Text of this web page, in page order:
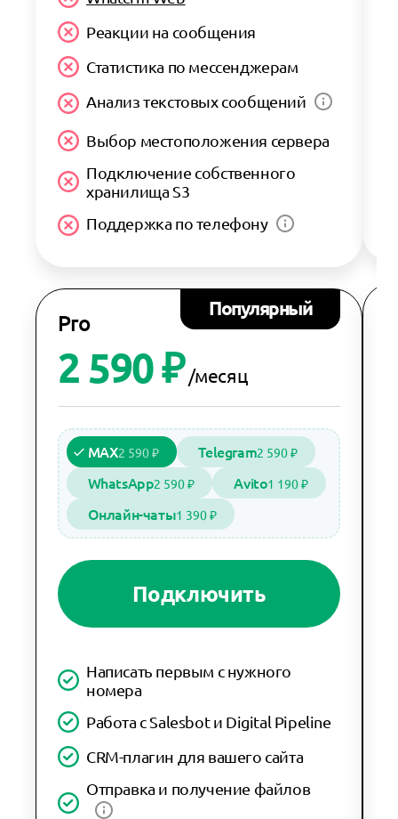
Реакции на сообщения
Статистика по мессенджерам
Анализ текстовых сообщений
Выбор местоположения сервера
Подключение собственного
хранилища S3
Поддержка по телефону
Популярный
Pro
2 590 ₽ /месяц
MAX2 590 ₽ Telegram2 590 ₽
WhatsApp2 590 ₽ Avito1 190 ₽
Онлайн-чаты1 390 ₽
Подключить
Написать первым с нужного
номера
Работа с Salesbot и Digital Pipeline
CRM-плагин для вашего сайта
Отправка и получение файлов